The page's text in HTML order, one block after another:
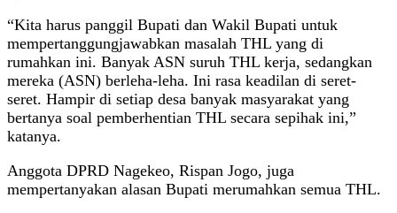
“Kita harus panggil Bupati dan Wakil Bupati untuk
mempertanggungjawabkan masalah THL yang di
rumahkan ini. Banyak ASN suruh THL kerja, sedangkan
mereka (ASN) berleha-leha. Ini rasa keadilan di seret-
seret. Hampir di setiap desa banyak masyarakat yang
bertanya soal pemberhentian THL secara sepihak ini,”
katanya.
Anggota DPRD Nagekeo, Rispan Jogo, juga
mempertanyakan alasan Bupati merumahkan semua THL.